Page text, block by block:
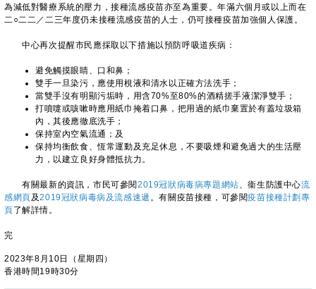
為減低對醫療系統的壓力，接種流感疫苗亦至為重要。年滿六個月或以上而在
二○二二／二三年度仍未接種流感疫苗的人士，仍可接種疫苗加強個人保護。
中心再次提醒市民應採取以下措施以預防呼吸道疾病：
避免觸摸眼睛、口和鼻；
雙手一旦染污，應使用梘液和清水以正確方法洗手；
當雙手沒有明顯污垢時，用含70%至80%的酒精搓手液潔淨雙手；
打噴嚏或咳嗽時應用紙巾掩着口鼻，把用過的紙巾棄置於有蓋垃圾箱
內，其後應徹底洗手；
保持室內空氣流通；及
保持均衡飲食、恆常運動及充足休息，不要吸煙和避免過大的生活壓
力，以建立良好身體抵抗力。
​​有關最新的資訊，市民可參閱2019冠狀病毒病專題網站、衞生防護中心流
感網頁及2019冠狀病毒病及流感速遞 。有關疫苗接種，可參閱疫苗接種計劃專
頁了解詳情。
完
2023年8月10日（星期四）
香港時間19時30分